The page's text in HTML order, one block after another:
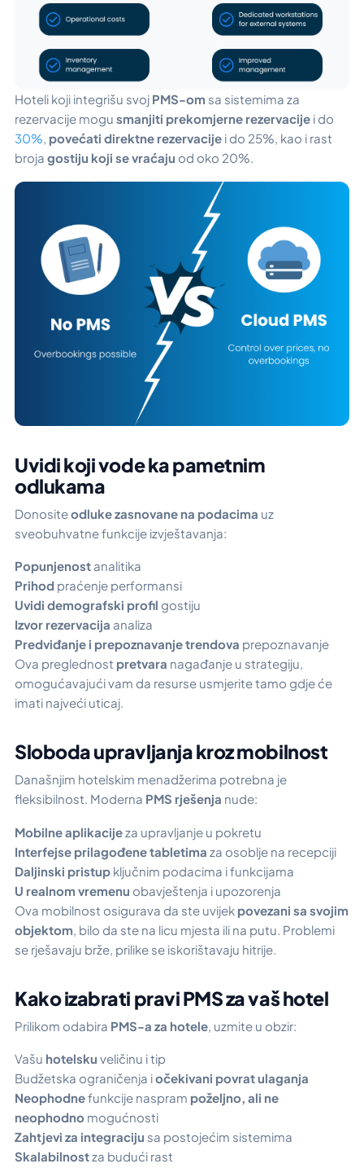
Hoteli koji integrišu svoj PMS-om sa sistemima za
rezervacije mogu smanjiti prekomjerne rezervacije i do
30%, povećati direktne rezervacije i do 25%, kao i rast
broja gostiju koji se vraćaju od oko 20%.
Uvidi koji vode ka pametnim
odlukama
Donositeodluke zasnovane na podacima uz
sveobuhvatne funkcije izvještavanja:
Popunjenost analitika
Prihod praćenje performansi
Uvidi demografski profil gostiju
Izvor rezervacija analiza
Predviđanje i prepoznavanje trendova prepoznavanje
Ova preglednost pretvara nagađanje u strategiju,
omogućavajući vam da resurse usmjerite tamo gdje će
imati najveći uticaj.
Sloboda upravljanja kroz mobilnost
Današnjim hotelskim menadžerima potrebna je
fleksibilnost. Moderna PMS rješenja nude:
Mobilne aplikacijeza upravljanje u pokretu
Interfejse prilagođene tabletima za osoblje na recepciji
Daljinski pristup ključnim podacima i funkcijama
U realnom vremenu obavještenja i upozorenja
Ova mobilnost osigurava da ste uvijek povezani sa svojim
objektom, bilo da ste na licu mjesta ili na putu. Problemi
se rješavaju brže, prilike se iskorištavaju hitrije.
Kako izabrati pravi PMS za vaš hotel
Prilikom odabira PMS-a za hotele, uzmite u obzir:
Vašu hotelsku veličinu i tip
Budžetska ograničenja iočekivani povrat ulaganja
Neophodnefunkcije naspram poželjno, ali ne
neophodno mogućnosti
Zahtjevi za integraciju sa postojećim sistemima
Skalabilnostza budući rast